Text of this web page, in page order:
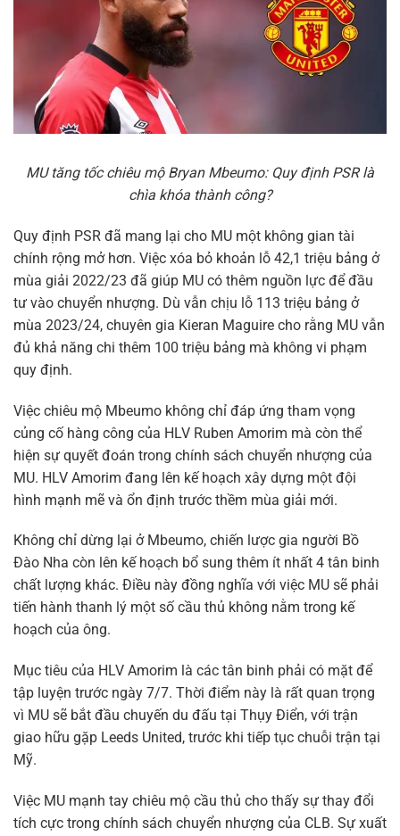
MU tăng tốc chiêu mộ Bryan Mbeumo: Quy định PSR là
chìa khóa thành công?
Quy định PSR đã mang lại cho MU một không gian tài
chính rộng mở hơn. Việc xóa bỏ khoản lỗ 42,1 triệu bảng ở
mùa giải 2022/23 đã giúp MU có thêm nguồn lực để đầu
tư vào chuyển nhượng. Dù vẫn chịu lỗ 113 triệu bảng ở
mùa 2023/24, chuyên gia Kieran Maguire cho rằng MU vẫn
đủ khả năng chi thêm 100 triệu bảng mà không vi phạm
quy định.
Việc chiêu mộ Mbeumo không chỉ đáp ứng tham vọng
củng cố hàng công của HLV Ruben Amorim mà còn thể
hiện sự quyết đoán trong chính sách chuyển nhượng của
MU. HLV Amorim đang lên kế hoạch xây dựng một đội
hình mạnh mẽ và ổn định trước thềm mùa giải mới.
Không chỉ dừng lại ở Mbeumo, chiến lược gia người Bồ
Đào Nha còn lên kế hoạch bổ sung thêm ít nhất 4 tân binh
chất lượng khác. Điều này đồng nghĩa với việc MU sẽ phải
tiến hành thanh lý một số cầu thủ không nằm trong kế
hoạch của ông.
Mục tiêu của HLV Amorim là các tân binh phải có mặt để
tập luyện trước ngày 7/7. Thời điểm này là rất quan trọng
vì MU sẽ bắt đầu chuyến du đấu tại Thụy Điển, với trận
giao hữu gặp Leeds United, trước khi tiếp tục chuỗi trận tại
Mỹ.
Việc MU mạnh tay chiêu mộ cầu thủ cho thấy sự thay đổi
tích cực trong chính sách chuyển nhượng của CLB. Sự xuất